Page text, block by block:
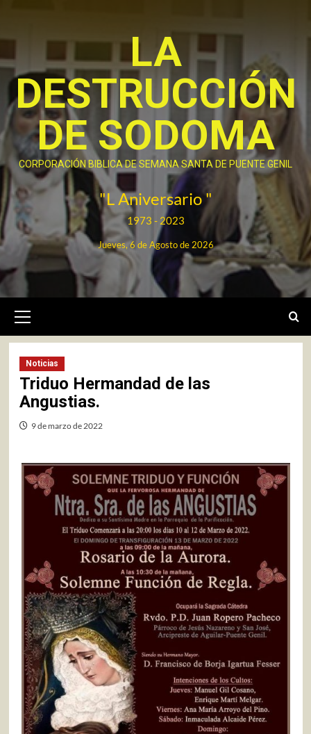
contenido
LA
DESTRUCCIÓN
DE SODOMA
CORPORACIÓN BIBLICA DE SEMANA SANTA DE PUENTE GENIL
"L Aniversario "
1973 - 2023
Jueves, 6 de Agosto de 2026
primario
Noticias
Triduo Hermandad de las
Angustias.
9 de marzo de 2022